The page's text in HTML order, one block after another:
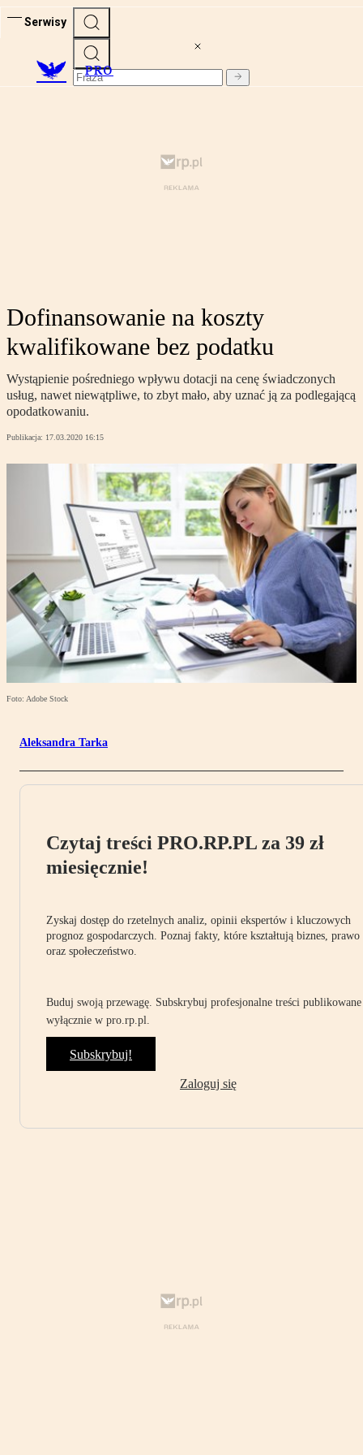
Serwisy
PRO
Dofinansowanie na koszty
kwalifikowane bez podatku
Wystąpienie pośredniego wpływu dotacji na cenę świadczonych
usług, nawet niewątpliwe, to zbyt mało, aby uznać ją za podlegającą
opodatkowaniu.
Publikacja: 17.03.2020 16:15
Foto: Adobe Stock
Aleksandra Tarka
Czytaj treści PRO.RP.PL za 39 zł
miesięcznie!
Zyskaj dostęp do rzetelnych analiz, opinii ekspertów i kluczowych
prognoz gospodarczych. Poznaj fakty, które kształtują biznes, prawo
oraz społeczeństwo.
Buduj swoją przewagę. Subskrybuj profesjonalne treści publikowane
wyłącznie w pro.rp.pl.
Subskrybuj!
Zaloguj się